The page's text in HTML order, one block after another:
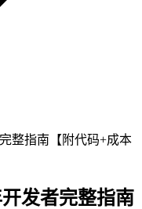
整指南【附代码+成本
发者完整指南